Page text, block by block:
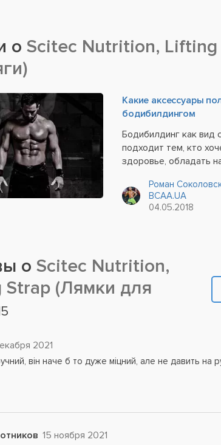
о Scitec Nutrition,
Какие аксессуары
бодибилдингом
Бодибилдинг как вид
подходит тем, кто
здоровье, обладать
отличной
нужны ежедневные
Роман
BCAA.UA
04.05.2018
о Scitec Nutrition,
Strap (Лямки для
2021
він наче б то дуже міцний, але не давить на
15 ноября 2021